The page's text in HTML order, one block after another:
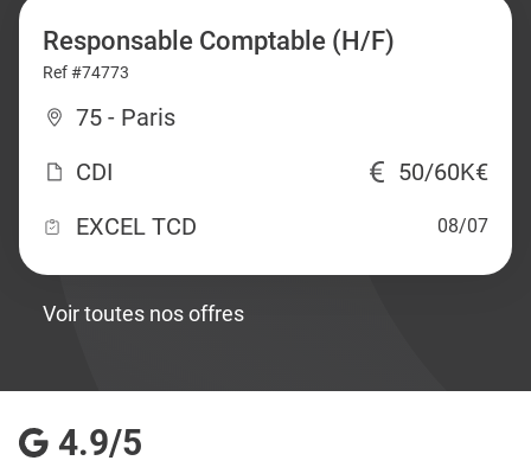
Responsable Comptable (H/F)
Ref #74773
75 - Paris
CDI
50/60K€
EXCEL TCD
08/07
Voir toutes nos offres
4.9/5